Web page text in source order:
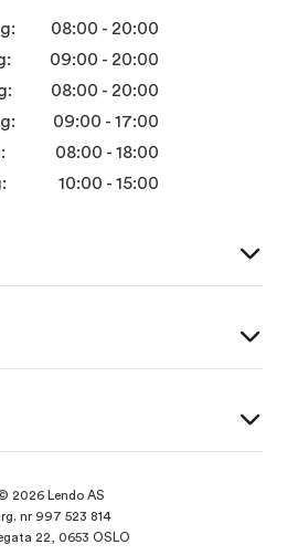
08:00 - 20:00
09:00 - 20:00
08:00 - 20:00
09:00 - 17:00
08:00 - 18:00
10:00 - 15:00
2026 Lendo AS
nr 997 523 814
22, 0653 OSLO